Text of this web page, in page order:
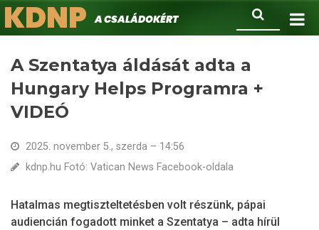
Ugrás
a
Keresés
KDNPA családokért.
A Szentatya áldását adta a
Hungary Helps Programra +
VIDEÓ
2025. november 5., szerda – 14:56
kdnp.hu Fotó: Vatican News Facebook-oldala
Hatalmas megtiszteltetésben volt részünk, pápai
audiencián fogadott minket a Szentatya – adta hírül